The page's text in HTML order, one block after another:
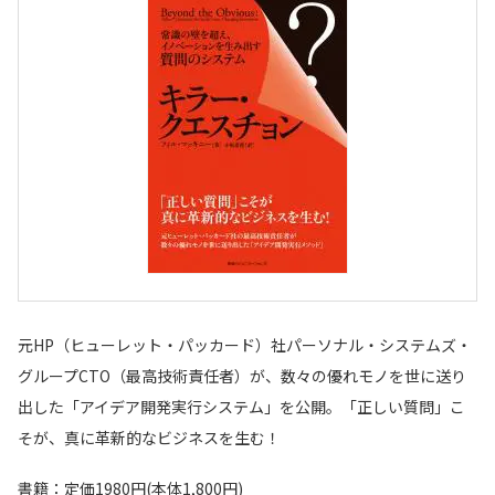
元HP（ヒューレット・パッカード）社パーソナル・システムズ・
グループCTO（最高技術責任者）が、数々の優れモノを世に送り
出した「アイデア開発実行システム」を公開。「正しい質問」こ
そが、真に革新的なビジネスを生む！
書籍：定価1980円(本体1,800円)